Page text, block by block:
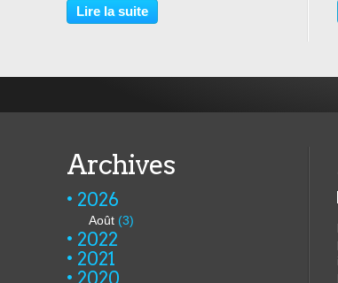
Lire la suite
Archives
2026
Août (3)
2022
2021
2020